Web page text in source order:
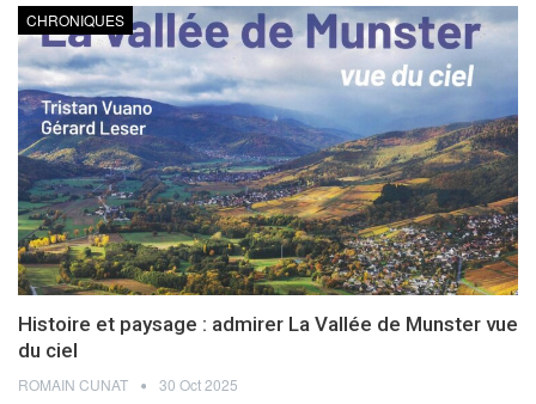
CHRONIQUES
Histoire et paysage : admirer La Vallée de Munster vue
du ciel
ROMAIN CUNAT 30 Oct 2025